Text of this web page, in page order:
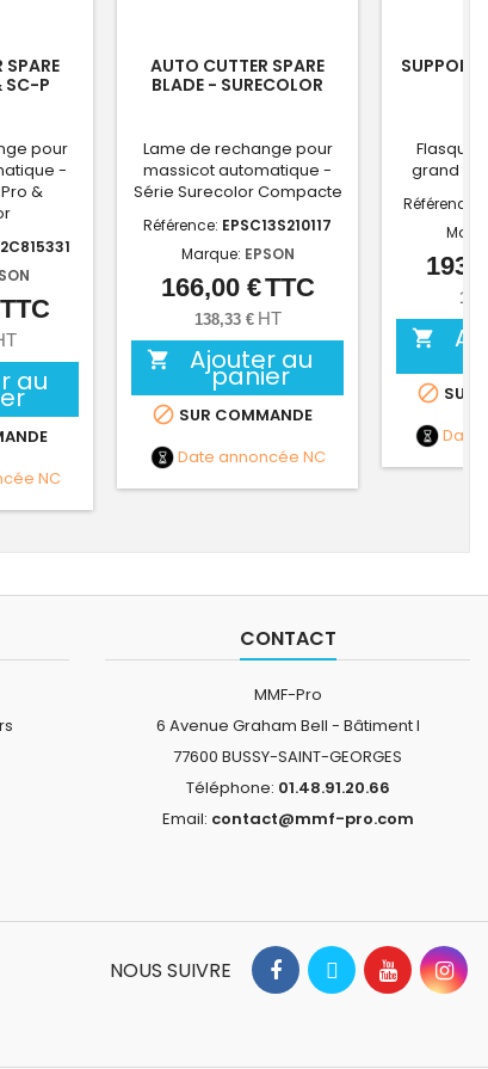
SC-P
pour
-
&
TTC
au
NC
AUTO CUTTER SPARE
BLADE - SURECOLOR
Lame de rechange pour
massicot automatique -
Série Surecolor Compacte
Référence: EPSC13S210117
Marque: EPSON
Prix
166,00 €TTC
138,33 € HT
 Ajouter au
panier
 SUR COMMANDE
Date annoncée NC
SUPPORT
grand
Référence:

 SUR
Date
CONTACT
MMF-Pro
6 Avenue Graham Bell - Bâtiment I
77600 BUSSY-SAINT-GEORGES
Téléphone: 01.48.91.20.66
Email: contact@mmf-pro.com
NOUS SUIVRE